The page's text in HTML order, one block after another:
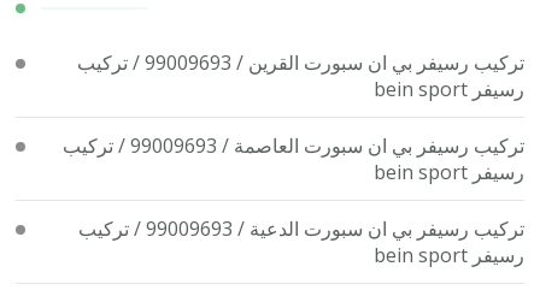
تركيب رسيفر بي ان سبورت القرين / 99009693 / تركيب
رسيفر bein sport
تركيب رسيفر بي ان سبورت العاصمة / 99009693 / تركيب
رسيفر bein sport
تركيب رسيفر بي ان سبورت الدعية / 99009693 / تركيب
رسيفر bein sport